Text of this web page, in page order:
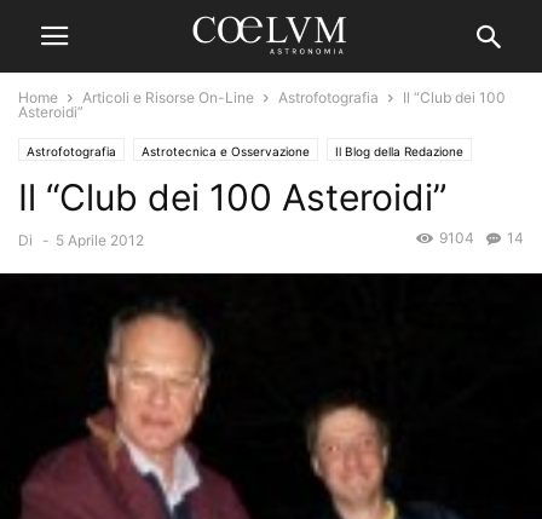
Home Articoli e Risorse On-Line Astrofotografia
Il “Club dei 100
Asteroidi”
Astrofotografia Astrotecnica e Osservazione Il Blog della Redazione
Il “Club dei 100 Asteroidi”
Di - 5 Aprile 2012 14
9104